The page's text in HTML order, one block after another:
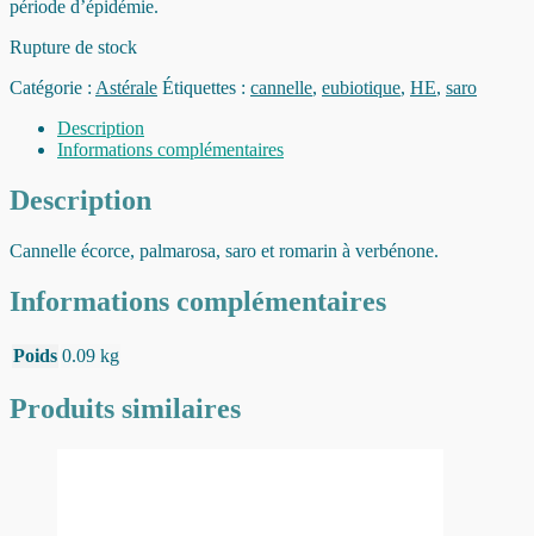
période d’épidémie.
Rupture de stock
Catégorie : Astérale Étiquettes : cannelle, eubiotique, HE, saro
Description
Informations complémentaires
Description
Cannelle écorce, palmarosa, saro et romarin à verbénone.
Informations complémentaires
Poids 0.09 kg
Produits similaires